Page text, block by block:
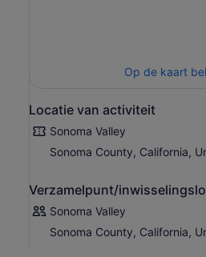
Op de kaart
Locatie van activiteit
Sonoma Valley
Sonoma County, California,
Verzamelpunt/
Sonoma Valley
Sonoma County, California,